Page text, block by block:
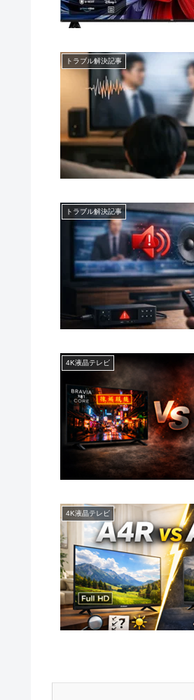
トラブル解決記事
トラブル解決記事
4K液晶テレビ
4K液晶テレビ